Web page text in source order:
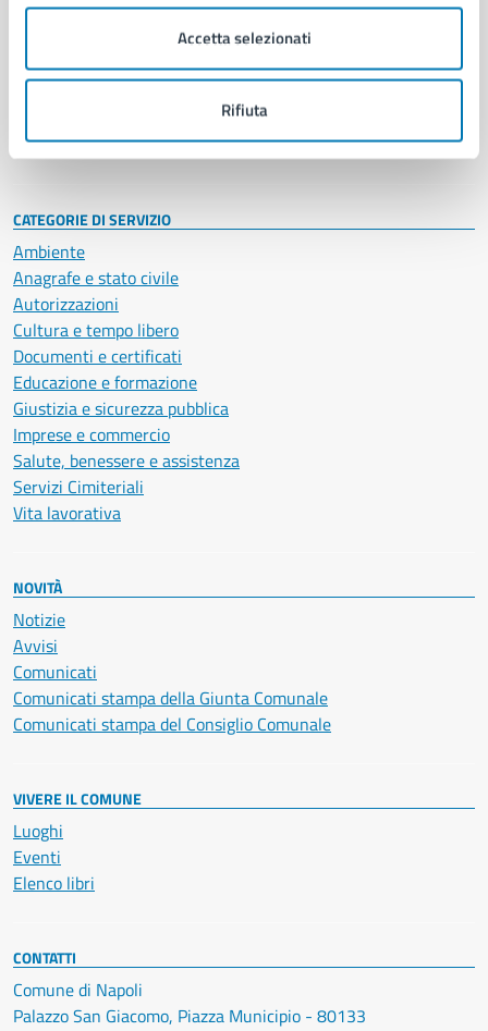
Accetta selezionati
Rifiuta
Uffici
Politici
Intranet, posta aziendale e protocollo
CATEGORIE DI SERVIZIO
Ambiente
Anagrafe e stato civile
Autorizzazioni
Cultura e tempo libero
Documenti e certificati
Educazione e formazione
Giustizia e sicurezza pubblica
Imprese e commercio
Salute, benessere e assistenza
Servizi Cimiteriali
Vita lavorativa
NOVITÀ
Notizie
Avvisi
Comunicati
Comunicati stampa della Giunta Comunale
Comunicati stampa del Consiglio Comunale
VIVERE IL COMUNE
Luoghi
Eventi
Elenco libri
CONTATTI
Comune di Napoli
Palazzo San Giacomo, Piazza Municipio - 80133